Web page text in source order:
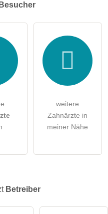
.
Fragen sind
Besucher
weitere
Zahnärzte in
meiner Nähe
Betreiber